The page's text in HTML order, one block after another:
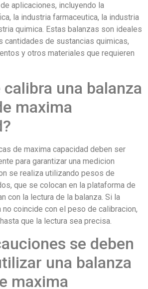
aplicaciones, incluyendo la
la industria farmaceutica, la industria
quimica. Estas balanzas son ideales
cantidades de sustancias quimicas,
y otros materiales que requieren
calibra una balanza
maxima
de maxima capacidad deben ser
para garantizar una medicion
se realiza utilizando pesos de
que se colocan en la plataforma de
con la lectura de la balanza. Si la
no coincide con el peso de calibracion,
que la lectura sea precisa.
se deben
una balanza
maxima